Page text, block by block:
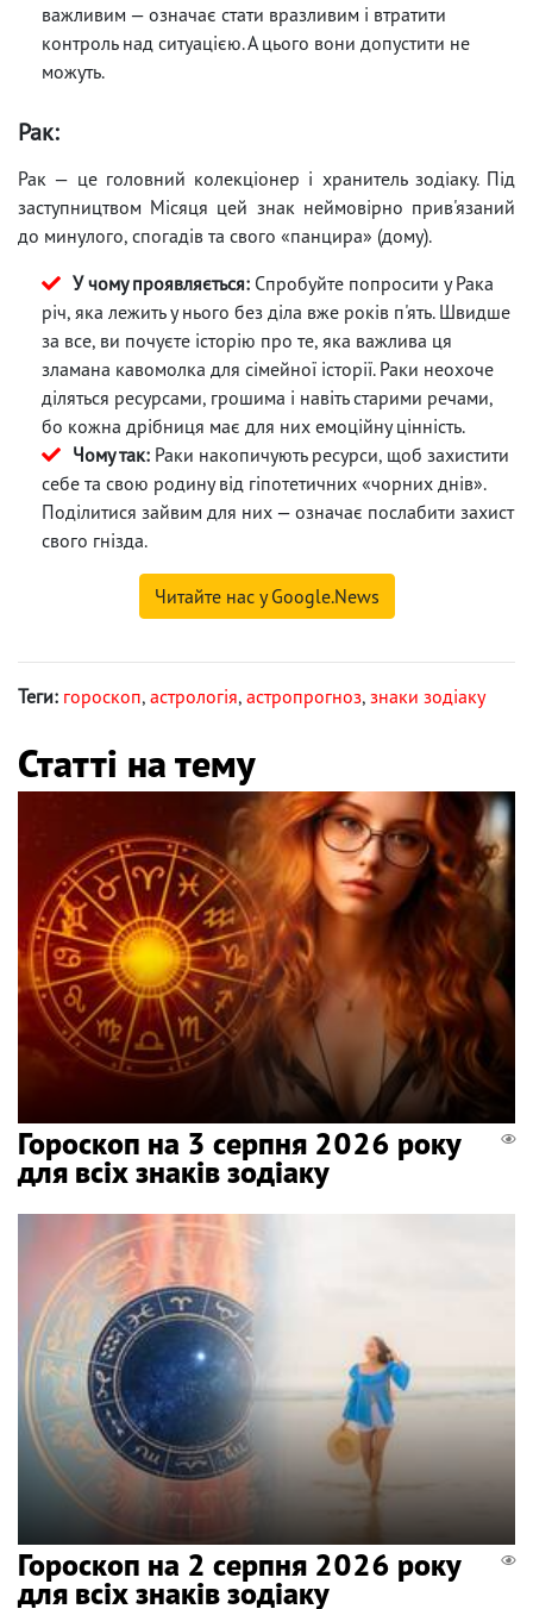
важливим — означає стати вразливим і втратити
контроль над ситуацією. А цього вони допустити не
можуть.
Рак:
Рак — це головний колекціонер і хранитель зодіаку. Під
заступництвом Місяця цей знак неймовірно прив'язаний
до минулого, спогадів та свого «панцира» (дому).
У чому проявляється: Спробуйте попросити у Рака
річ, яка лежить у нього без діла вже років п'ять. Швидше
за все, ви почуєте історію про те, яка важлива ця
зламана кавомолка для сімейної історії. Раки неохоче
діляться ресурсами, грошима і навіть старими речами,
бо кожна дрібниця має для них емоційну цінність.
Чому так: Раки накопичують ресурси, щоб захистити
себе та свою родину від гіпотетичних «чорних днів».
Поділитися зайвим для них — означає послабити захист
свого гнізда.
Читайте нас у Google.News
Теги: гороскоп, астрологія, астропрогноз, знаки зодіаку
Статті на тему
Гороскоп на 3 серпня 2026 року
для всіх знаків зодіаку
Гороскоп на 2 серпня 2026 року
для всіх знаків зодіаку